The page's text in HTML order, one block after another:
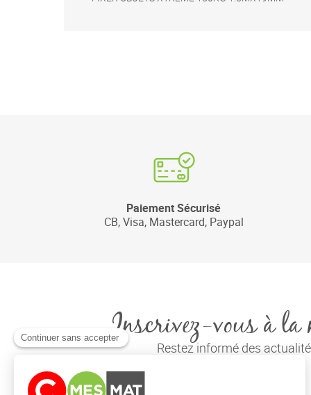
Paiement Sécurisé
CB, Visa, Mastercard, Paypal
Inscrivez-vous à la
Restez informé des